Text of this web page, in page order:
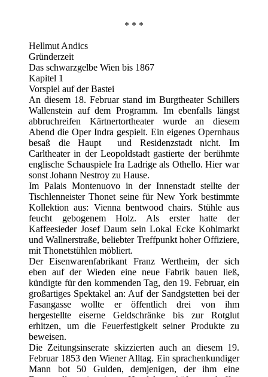
* * *
Hellmut Andics
Gründerzeit
Das schwarzgelbe Wien bis 1867
Kapitel 1
Vorspiel auf der Bastei
An diesem 18. Februar stand im Burgtheater Schillers
Wallenstein auf dem Programm. Im ebenfalls längst
abbruchreifen Kärtnertortheater wurde an diesem
Abend die Oper Indra gespielt. Ein eigenes Opernhaus
besaß die Haupt und Residenzstadt nicht. Im
Carltheater in der Leopoldstadt gastierte der berühmte
englische Schauspiele Ira Ladrige als Othello. Hier war
sonst Johann Nestroy zu Hause.
Im Palais Montenuovo in der Innenstadt stellte der
Tischlenneister Thonet seine für New York bestimmte
Kollektion aus: Vienna bentwood chairs. Stühle aus
feucht gebogenem Holz. Als erster hatte der
Kaffeesieder Josef Daum sein Lokal Ecke Kohlmarkt
und Wallnerstraße, beliebter Treffpunkt hoher Offiziere,
mit Thonetstühlen möbliert.
Der Eisenwarenfabrikant Franz Wertheim, der sich
eben auf der Wieden eine neue Fabrik bauen ließ,
kündigte für den kommenden Tag, den 19. Februar, ein
großartiges Spektakel an: Auf der Sandgstetten bei der
Fasangasse wollte er öffentlich drei von ihm
hergestellte eiserne Geldschränke bis zur Rotglut
erhitzen, um die Feuerfestigkeit seiner Produkte zu
beweisen.
Die Zeitungsinserate skizzierten auch an diesem 19.
Februar 1853 den Wiener Alltag. Ein sprachenkundiger
Mann bot 50 Gulden, demjenigen, der ihm eine